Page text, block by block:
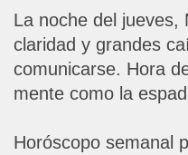
La noche del jueves,
claridad y grandes
comunicarse. Hora
mente como la
Horóscopo semanal